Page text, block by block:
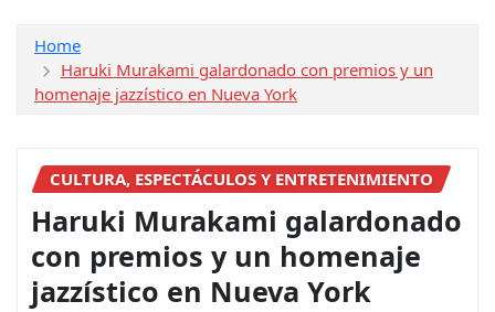
Home
Haruki Murakami galardonado con premios y un
homenaje jazzístico en Nueva York
CULTURA, ESPECTÁCULOS Y ENTRETENIMIENTO
Haruki Murakami galardonado
con premios y un homenaje
jazzístico en Nueva York